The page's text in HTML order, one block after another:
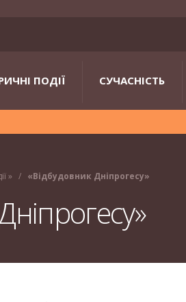
ПОДІЇ СУЧАСНІСТЬ
» «Відбудовник Дніпрогесу»